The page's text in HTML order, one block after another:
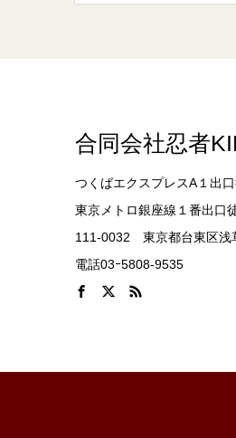
合同会社忍者
つくばエクスプレスA１出
東京メトロ銀座線１番出口
111-0032 東京都台東区
電話03ｰ5808-9535